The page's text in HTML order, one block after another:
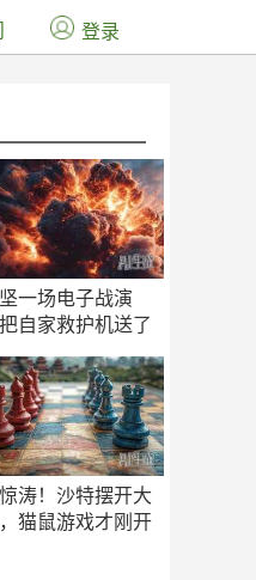
一场电子战演
自家救护机送了
涛！沙特摆开大
猫鼠游戏才刚开
登录